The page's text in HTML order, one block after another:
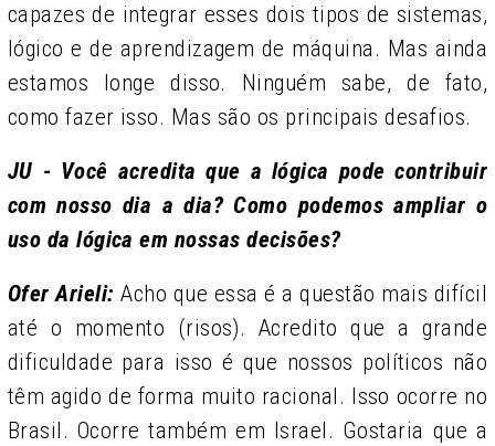
capazes de integrar esses dois tipos de sistemas,
lógico e de aprendizagem de máquina. Mas ainda
estamos longe disso. Ninguém sabe, de fato,
como fazer isso. Mas são os principais desafios.
JU - Você acredita que a lógica pode contribuir
com nosso dia a dia? Como podemos ampliar o
uso da lógica em nossas decisões?
Ofer Arieli: Acho que essa é a questão mais difícil
até o momento (risos). Acredito que a grande
dificuldade para isso é que nossos políticos não
têm agido de forma muito racional. Isso ocorre no
Brasil. Ocorre também em Israel. Gostaria que a